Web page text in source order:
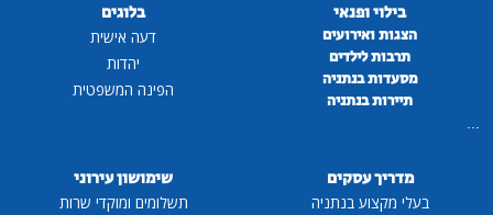
בילוי ופנאי
הצגות ואירועים
תרבות לילדים
מסעדות בנתניה
תיירות בנתניה
...
בלוגים
דעה אישית
יהדות
הפינה המשפטית
מדריך עסקים
בעלי מקצוע בנתניה
שימושון עירוני
תשלומים ומוקדי שרות